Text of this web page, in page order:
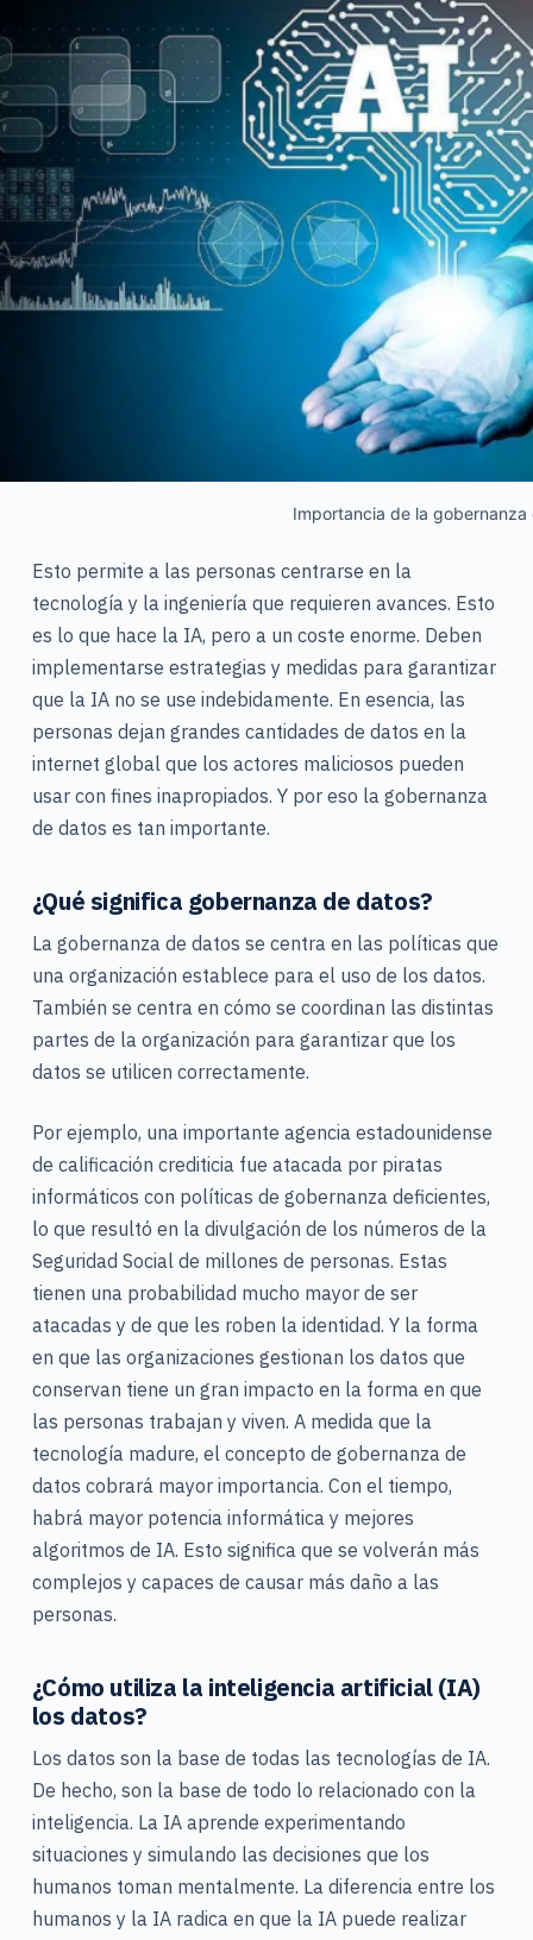
Importancia de la gobernanza
Esto permite a las personas centrarse en la
tecnología y la ingeniería que requieren avances. Esto
es lo que hace la IA, pero a un coste enorme. Deben
implementarse estrategias y medidas para garantizar
que la IA no se use indebidamente. En esencia, las
personas dejan grandes cantidades de datos en la
internet global que los actores maliciosos pueden
usar con fines inapropiados. Y por eso la gobernanza
de datos es tan importante.
¿Qué significa gobernanza de datos?
La gobernanza de datos se centra en las políticas que
una organización establece para el uso de los datos.
También se centra en cómo se coordinan las distintas
partes de la organización para garantizar que los
datos se utilicen correctamente.
Por ejemplo, una importante agencia estadounidense
de calificación crediticia fue atacada por piratas
informáticos con políticas de gobernanza deficientes,
lo que resultó en la divulgación de los números de la
Seguridad Social de millones de personas. Estas
tienen una probabilidad mucho mayor de ser
atacadas y de que les roben la identidad. Y la forma
en que las organizaciones gestionan los datos que
conservan tiene un gran impacto en la forma en que
las personas trabajan y viven. A medida que la
tecnología madure, el concepto de gobernanza de
datos cobrará mayor importancia. Con el tiempo,
habrá mayor potencia informática y mejores
algoritmos de IA. Esto significa que se volverán más
complejos y capaces de causar más daño a las
personas.
¿Cómo utiliza la inteligencia artificial (IA)
los datos?
Los datos son la base de todas las tecnologías de IA.
De hecho, son la base de todo lo relacionado con la
inteligencia. La IA aprende experimentando
situaciones y simulando las decisiones que los
humanos toman mentalmente. La diferencia entre los
humanos y la IA radica en que la IA puede realizar